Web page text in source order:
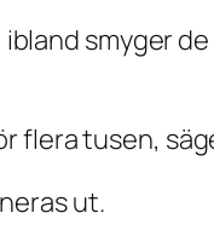
smyger
flera tusen,
ut.